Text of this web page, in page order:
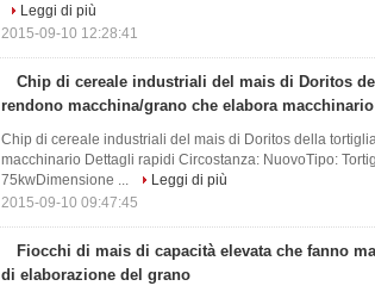
Leggi di più
2015-09-10 12:28:41
Chip di cereale industriali del mais di Doritos
rendono macchina/grano che elabora macchinario
Chip di cereale industriali del mais di Doritos della
macchinario Dettagli rapidi Circostanza: NuovoTipo:
75kwDimensione ...
Leggi di più
2015-09-10 09:47:45
Fiocchi di mais di capacità elevata che fanno
di elaborazione del grano